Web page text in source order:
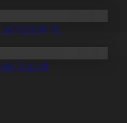
жарияланды
бекітті